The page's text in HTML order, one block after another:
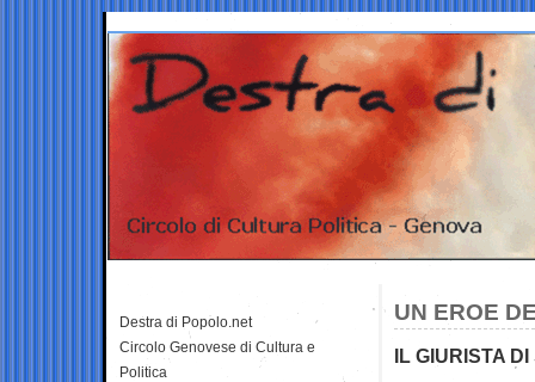
UN EROE
IL GIURISTA
Destra di Popolo.net
Circolo Genovese di Cultura e
Politica